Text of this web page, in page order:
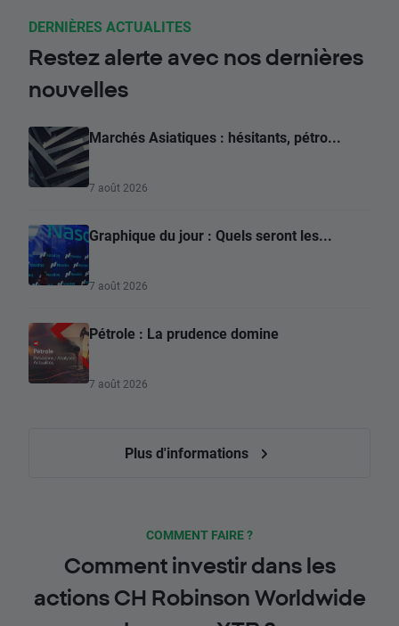
DERNIÈRES ACTUALITES
Restez alerte avec nos dernières
nouvelles
Marchés Asiatiques : hésitants, pétro...
7 août 2026
Graphique du jour : Quels seront les...
7 août 2026
Pétrole : La prudence domine
7 août 2026
Plus d'informations
COMMENT FAIRE ?
Comment investir dans les
actions CH Robinson Worldwide